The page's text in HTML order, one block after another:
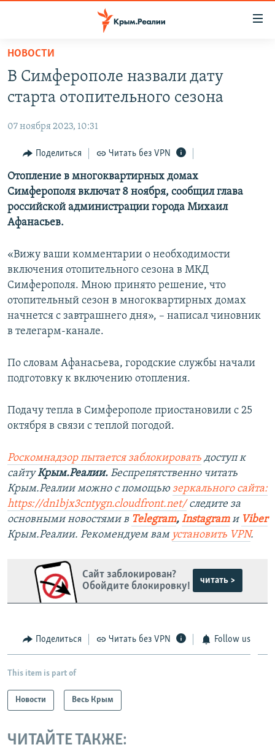
Вернуться
основному
содержанию
Вернутся
навигации
Вернутся
поиску
НОВОСТИ
СПЕЦПРОЕКТЫ
КАРТА ВОЕННЫХ ОБЪЕКТОВ КРЫМА
11 ЛЕТ ОККУПАЦИИ КРЫМА. 11 ИСТОРИЙ СОПРОТИВЛЕНИЯ
ВОДА
ИСТОРИЯ
ЕЩЕ
ИНТЕРАКТИВ
ИНФОГРАФИКА
ТЕЛЕПРОЕКТ КРЫМ.РЕАЛИИ
ПОБЕДИТЕЛЕЙ НЕ СУДЯТ?
ELIFBE
РАДІО СВОБОДА
КАК ОБОЙТИ БЛОКИРОВКУ
Українською
Qırımtatar
ПРИСОЕДИНЯЙТЕСЬ!
Все сайты RFE/RL
НОВОСТИ
В Симферополе назвали дату
старта отопительного сезона
07 ноября 2023, 10:31
Поделиться Читать без VPN
Отопление в многоквартирных домах
Симферополя включат 8 ноября, сообщил глава
российской администрации города Михаил
Афанасьев.
«Вижу ваши комментарии о необходимости
включения отопительного сезона в МКД
Симферополя. Мною принято решение, что
отопительный сезон в многоквартирных домах
начнется с завтрашнего дня», – написал чиновник
в телегарм-канале.
По словам Афанасьева, городские службы начали
подготовку к включению отопления.
Подачу тепла в Симферополе приостановили с 25
октября в связи с теплой погодой.
Роскомнадзор пытается заблокировать доступ к
сайтуКрым.Реалии. Беспрепятственно читать
Крым.Реалии можно с помощью зеркального сайта:
https://dn1bjx3cntygn.cloudfront.net/следите за
основными новостями в Telegram, Instagramи Viber
Крым.Реалии. Рекомендуем вам установить VPN.
Сайт заблокирован?
Обойдите блокировку!
читать >
Поделиться Читать без VPN Follow us
This item is part of
Новости Весь Крым
ЧИТАЙТЕ ТАКЖЕ: